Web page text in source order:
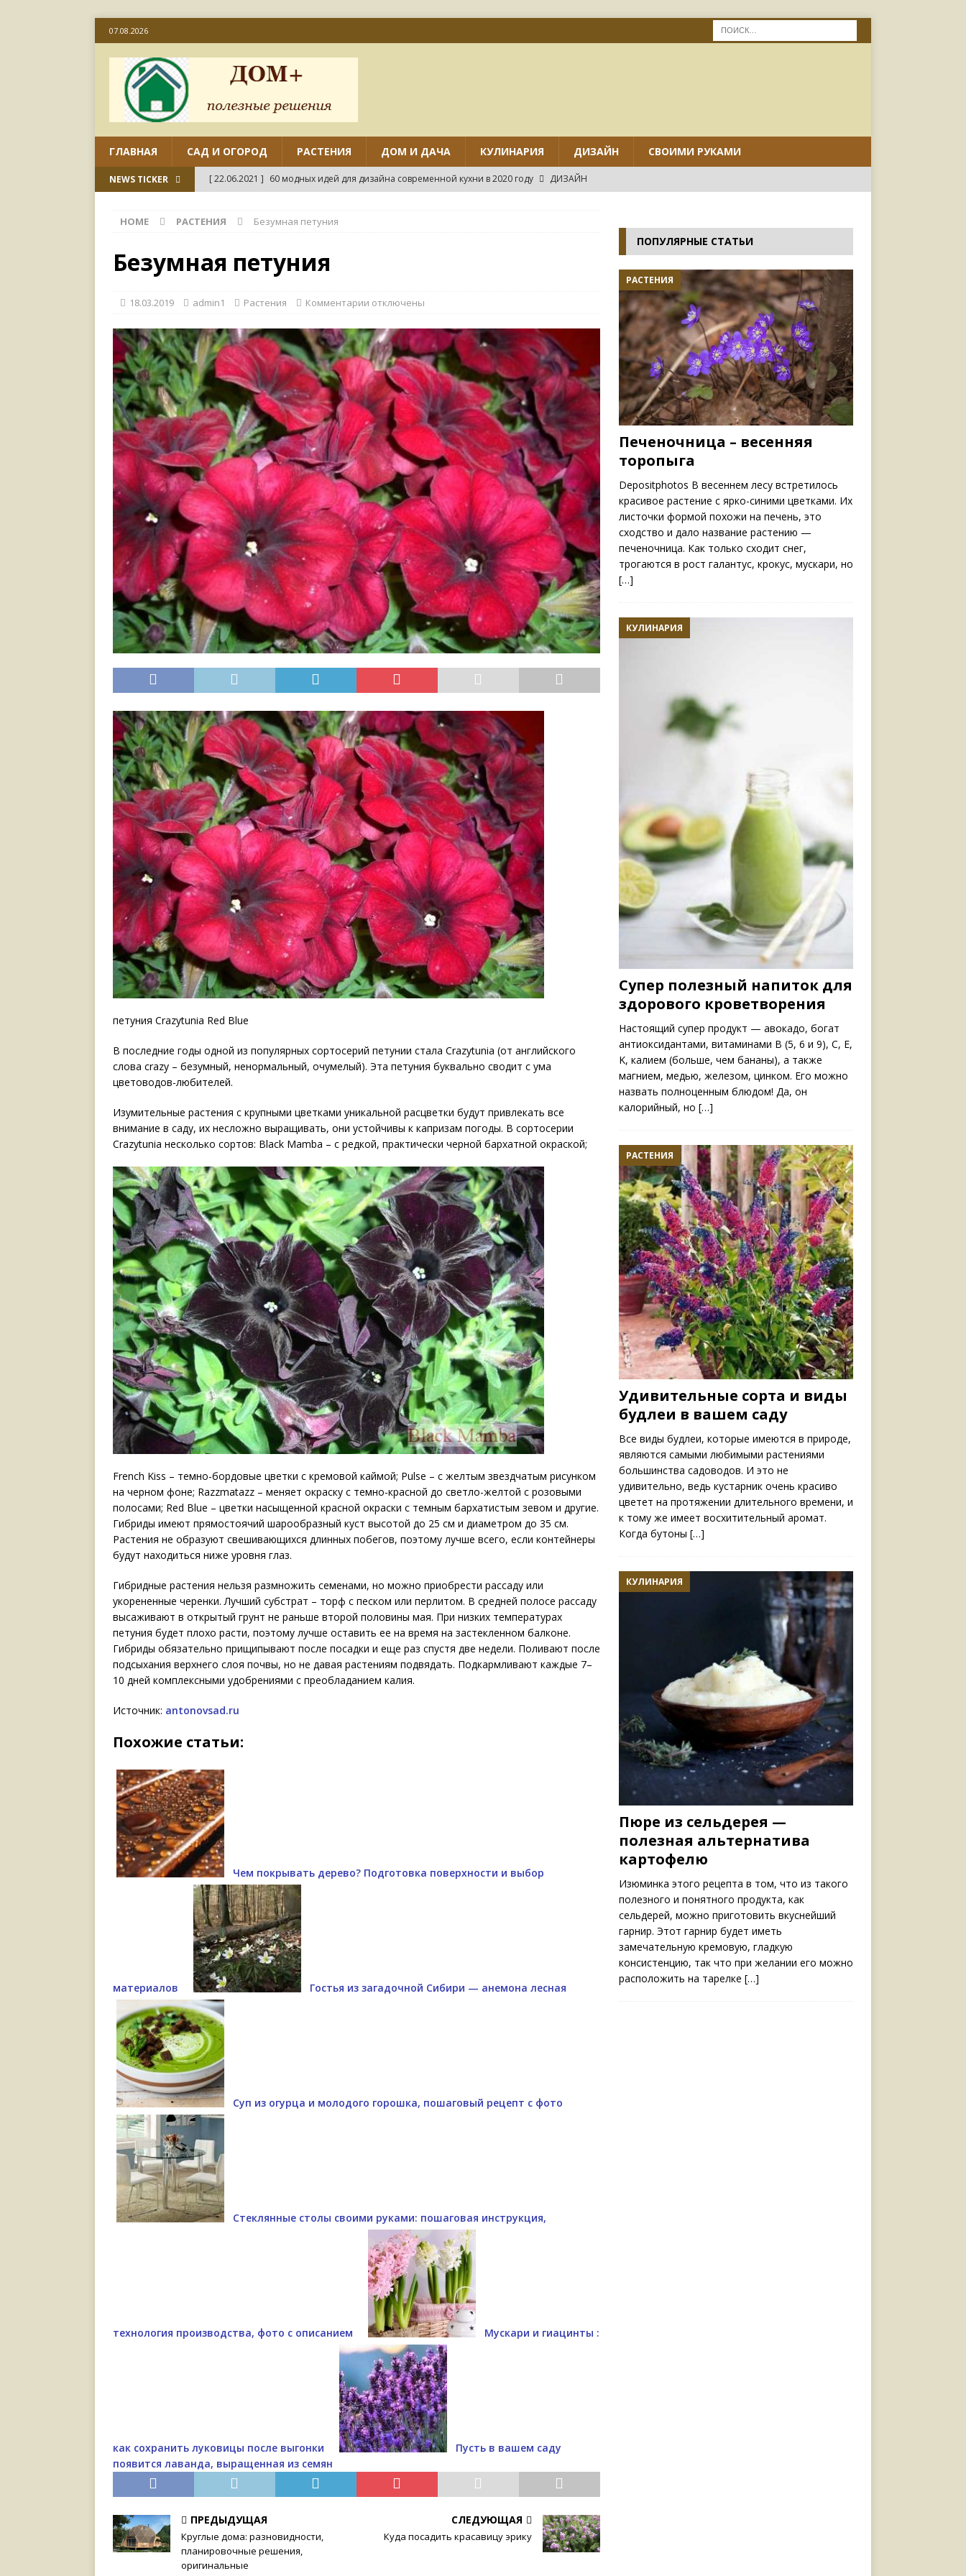
07.08.2026
ГЛАВНАЯ САД И ОГОРОД РАСТЕНИЯ ДОМ И ДАЧА КУЛИНАРИЯ ДИЗАЙН СВОИМИ РУКАМИ
NEWS TICKER [ 22.06.2021 ] 60 модных идей для дизайна современной кухни в 2020 году
ДИЗАЙН
ДИЗАЙН
СВОИМИ РУКАМИ
[ 18.06.2021 ] 45 современных идей дизайна маленькой кухни
HOME РАСТЕНИЯ Безумная петуния
Безумная петуния
18.03.2019 admin1 Растения Комментарии отключены
петуния Crazytunia Red Blue
В последние годы одной из популярных сортосерий петунии стала Crazytunia (от английского
слова crazy – безумный, ненормальный, очумелый). Эта петуния буквально сводит с ума
цветоводов-любителей.
Изумительные растения с крупными цветками уникальной расцветки будут привлекать все
внимание в саду, их несложно выращивать, они устойчивы к капризам погоды. В сортосерии
Crazytunia несколько сортов: Black Mamba – с редкой, практически черной бархатной окраской;
French Kiss – темно-бордовые цветки с кремовой каймой; Pulse – с желтым звездчатым рисунком
на черном фоне; Razzmatazz – меняет окраску с темно-красной до светло-желтой с розовыми
полосами; Red Blue – цветки насыщенной красной окраски с темным бархатистым зевом и другие.
Гибриды имеют прямостоячий шарообразный куст высотой до 25 см и диаметром до 35 см.
Растения не образуют свешивающихся длинных побегов, поэтому лучше всего, если контейнеры
будут находиться ниже уровня глаз.
Гибридные растения нельзя размножить семенами, но можно приобрести рассаду или
укорененные черенки. Лучший субстрат – торф с песком или перлитом. В средней полосе рассаду
высаживают в открытый грунт не раньше второй половины мая. При низких температурах
петуния будет плохо расти, поэтому лучше оставить ее на время на застекленном балконе.
Гибриды обязательно прищипывают после посадки и еще раз спустя две недели. Поливают после
подсыхания верхнего слоя почвы, но не давая растениям подвядать. Подкармливают каждые 7–
10 дней комплексными удобрениями с преобладанием калия.
Источник: antonovsad.ru
Похожие статьи:
Чем покрывать дерево? Подготовка поверхности и выбор
материалов Гостья из загадочной Сибири — анемона лесная
Суп из огурца и молодого горошка, пошаговый рецепт с фото
Стеклянные столы своими руками: пошаговая инструкция,
технология производства, фото с описанием Мускари и гиацинты :
как сохранить луковицы после выгонки
Пусть в вашем саду
появится лаванда, выращенная из семян
ПРЕДЫДУЩАЯ
Круглые дома: разновидности,
планировочные решения,
оригинальные
СЛЕДУЮЩАЯ
Куда посадить красавицу эрику
ПОПУЛЯРНЫЕ СТАТЬИ
РАСТЕНИЯ
Печеночница – весенняя
торопыга
Depositphotos В весеннем лесу встретилось
красивое растение с ярко-синими цветками. Их
листочки формой похожи на печень, это
сходство и дало название растению —
печеночница. Как только сходит снег,
трогаются в рост галантус, крокус, мускари, но
[…]
КУЛИНАРИЯ
Супер полезный напиток для
здорового кроветворения
Настоящий супер продукт — авокадо, богат
антиоксидантами, витаминами B (5, 6 и 9), C, E,
K, калием (больше, чем бананы), а также
магнием, медью, железом, цинком. Его можно
назвать полноценным блюдом! Да, он
калорийный, но […]
РАСТЕНИЯ
Удивительные сорта и виды
будлеи в вашем саду
Все виды будлеи, которые имеются в природе,
являются самыми любимыми растениями
большинства садоводов. И это не
удивительно, ведь кустарник очень красиво
цветет на протяжении длительного времени, и
к тому же имеет восхитительный аромат.
Когда бутоны […]
КУЛИНАРИЯ
Пюре из сельдерея —
полезная альтернатива
картофелю
Изюминка этого рецепта в том, что из такого
полезного и понятного продукта, как
сельдерей, можно приготовить вкуснейший
гарнир. Этот гарнир будет иметь
замечательную кремовую, гладкую
консистенцию, так что при желании его можно
расположить на тарелке […]